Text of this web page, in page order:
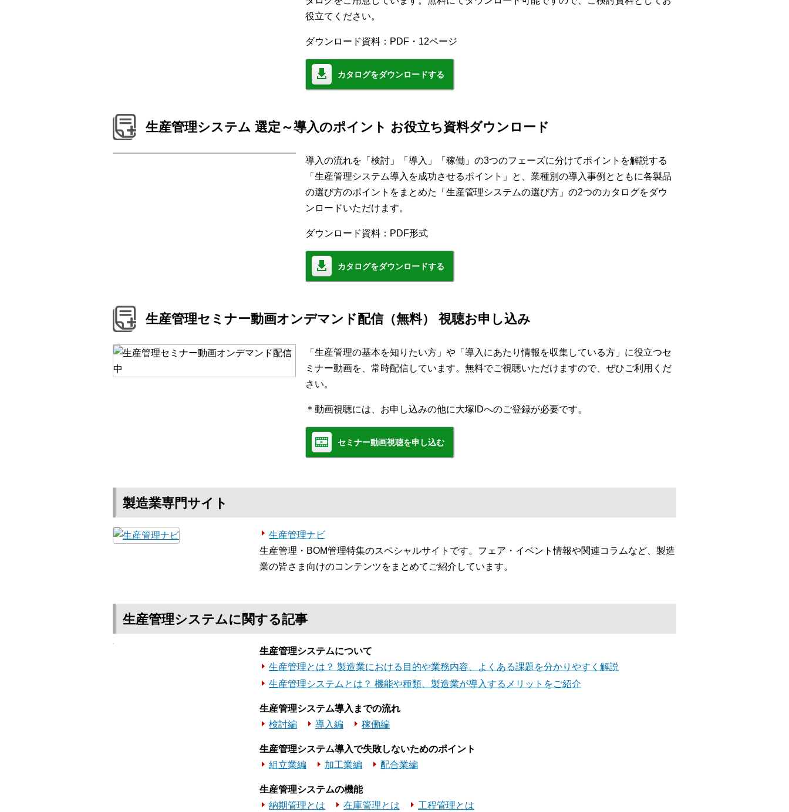
役立てください。
ダウンロード資料：PDF・12ページ
カタログをダウンロードする
生産管理システム 選定～導入のポイント お役立ち資料ダウンロード
導入の流れを「検討」「導入」「稼働」の3つのフェーズに分けてポイントを解説する
「生産管理システム導入を成功させるポイント」と、業種別の導入事例とともに各製品
の選び方のポイントをまとめた「生産管理システムの選び方」の2つのカタログをダウ
ンロードいただけます。
ダウンロード資料：PDF形式
カタログをダウンロードする
生産管理セミナー動画オンデマンド配信（無料） 視聴お申し込み
「生産管理の基本を知りたい方」や「導入にあたり情報を収集している方」に役立つセ
ミナー動画を、常時配信しています。無料でご視聴いただけますので、ぜひご利用くだ
さい。
＊動画視聴には、お申し込みの他に大塚IDへのご登録が必要です。
セミナー動画視聴を申し込む
製造業専門サイト
生産管理ナビ
生産管理・BOM管理特集のスペシャルサイトです。フェア・イベント情報や関連コラムなど、製造
業の皆さま向けのコンテンツをまとめてご紹介しています。
生産管理システムに関する記事
生産管理システムについて
生産管理とは？ 製造業における目的や業務内容、よくある課題を分かりやすく解説
生産管理システムとは？ 機能や種類、製造業が導入するメリットをご紹介
生産管理システム導入までの流れ
検討編
導入編 稼働編
生産管理システム導入で失敗しないためのポイント
組立業編
加工業編 配合業編
生産管理システムの機能
納期管理とは
在庫管理とは 工程管理とは